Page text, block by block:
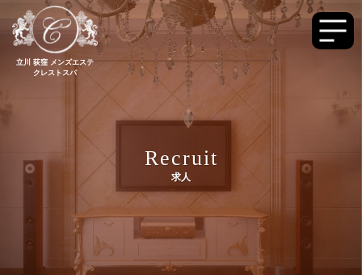
立川 荻窪 メンズエステ
クレストスパ
Recruit
求人